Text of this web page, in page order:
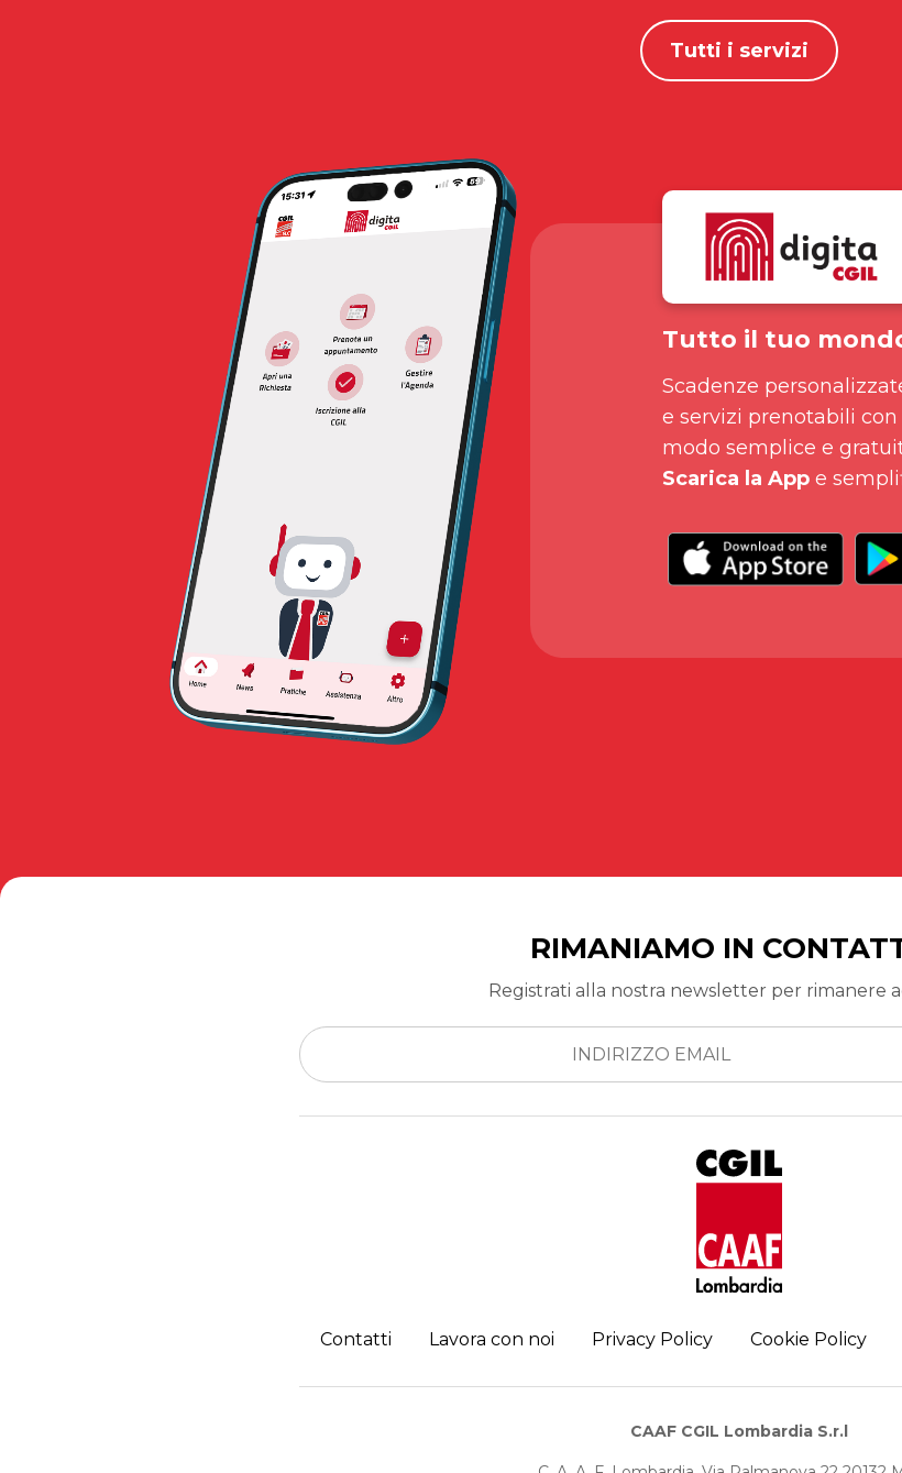
Tutti i servizi
Tutto il tuo
Scadenze
e servizi prenotabili
modo semplice e
Scarica la App e
RIMANIAMO IN
Registrati alla nostra newsletter per rimanere
Contatti Lavora con noi Privacy Policy Cookie Policy
CAAF CGIL Lombardia S.r.l